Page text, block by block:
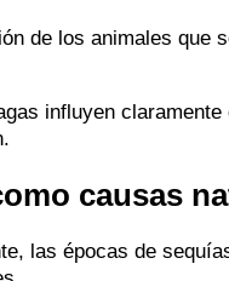
de los animales que
influyen
causas
las épocas de